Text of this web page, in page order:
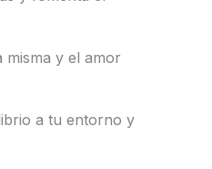
misma y el amor
a tu entorno y